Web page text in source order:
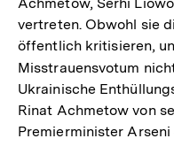
vertreten. Obwohl sie
öffentlich kritisieren,
Misstrauensvotum
Ukrainische
Rinat Achmetow von
Premierminister